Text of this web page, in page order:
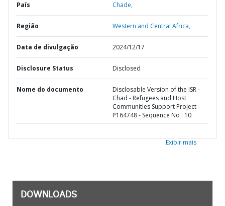
País Chade,
Região Western and Central Africa,
Data de divulgação 2024/12/17
Disclosure Status Disclosed
Nome do documento
Disclosable Version of the ISR -
Chad - Refugees and Host
Communities Support Project -
P164748 - Sequence No : 10
Exibir mais
DOWNLOADS